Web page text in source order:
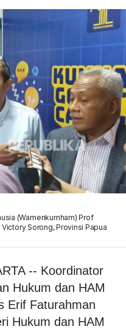
(Wamenkumham) Prof
Sorong, Provinsi Papua
-- Koordinator
Hukum dan HAM
Erif Faturahman
Hukum dan HAM